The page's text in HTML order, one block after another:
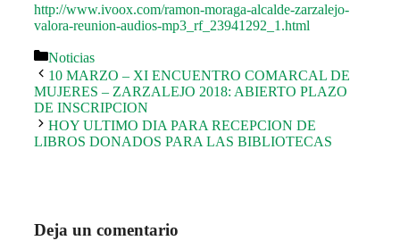
http://www.ivoox.com/ramon-moraga-alcalde-zarzalejo-
valora-reunion-audios-mp3_rf_23941292_1.html
Categorías
Noticias
10 MARZO – XI ENCUENTRO COMARCAL DE
MUJERES – ZARZALEJO 2018: ABIERTO PLAZO
DE INSCRIPCION
HOY ULTIMO DIA PARA RECEPCION DE
LIBROS DONADOS PARA LAS BIBLIOTECAS
Deja un comentario